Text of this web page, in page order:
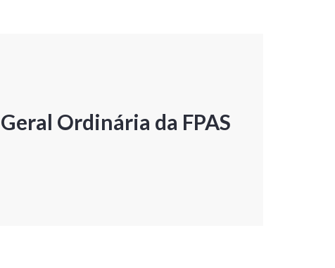
Ordinária da FPAS